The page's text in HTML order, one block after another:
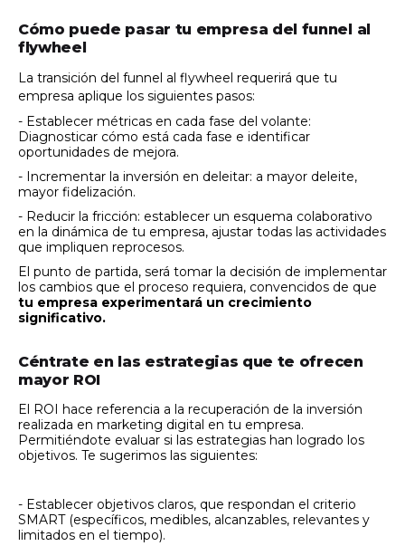
Cómo puede pasar tu empresa del funnel al
flywheel
La transición del funnel al flywheel requerirá que tu
empresa aplique los siguientes pasos:
- Establecer métricas en cada fase del volante:
Diagnosticar cómo está cada fase e identificar
oportunidades de mejora.
- Incrementar la inversión en deleitar: a mayor deleite,
mayor fidelización.
- Reducir la fricción: establecer un esquema colaborativo
en la dinámica de tu empresa, ajustar todas las actividades
que impliquen reprocesos.
El punto de partida, será tomar la decisión de implementar
los cambios que el proceso requiera, convencidos de que
tu empresa experimentará un crecimiento
significativo.
Céntrate en las estrategias que te ofrecen
mayor ROI
El ROI hace referencia a la recuperación de la inversión
realizada en marketing digital en tu empresa.
Permitiéndote evaluar si las estrategias han logrado los
objetivos. Te sugerimos las siguientes:
- Establecer objetivos claros, que respondan el criterio
SMART (específicos, medibles, alcanzables, relevantes y
limitados en el tiempo).